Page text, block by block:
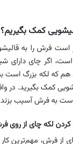
کمک بگیریم؟
فرش را به
اگر چای دارای
هم که لکه بزرگ است
کمک بگیرید. در
به فرش آسیب
لکه چای از روی
از فرش، مهم‌ترین